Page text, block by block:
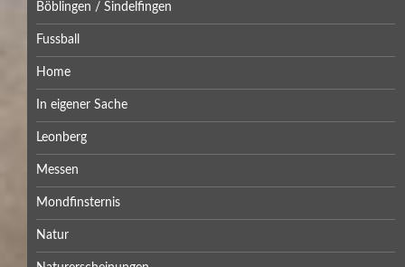
Böblingen / Sindelfingen
Fussball
Home
In eigener Sache
Leonberg
Messen
Mondfinsternis
Natur